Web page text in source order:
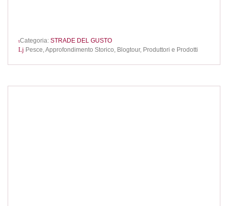
Categoria: STRADE DEL GUSTO
Pesce,Approfondimento Storico, Blogtour, Produttori e Prodotti